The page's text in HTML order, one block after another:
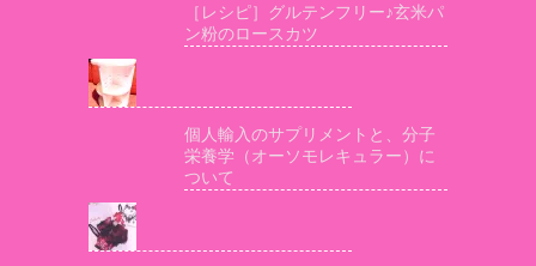
［レシピ］グルテンフリー♪玄米パ
ン粉のロースカツ
個人輸入のサプリメントと、分子
栄養学（オーソモレキュラー）に
ついて